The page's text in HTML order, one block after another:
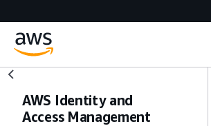
AWS Identity and
Access Management